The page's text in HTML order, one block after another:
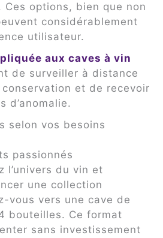
Ces options, bien que non
considérablement
utilisateur.
aux caves à vin
de surveiller à distance
et de recevoir
d’anomalie.
selon vos besoins
passionnés
l’univers du vin et
une collection
vous vers une cave de
bouteilles. Ce format
sans investissement